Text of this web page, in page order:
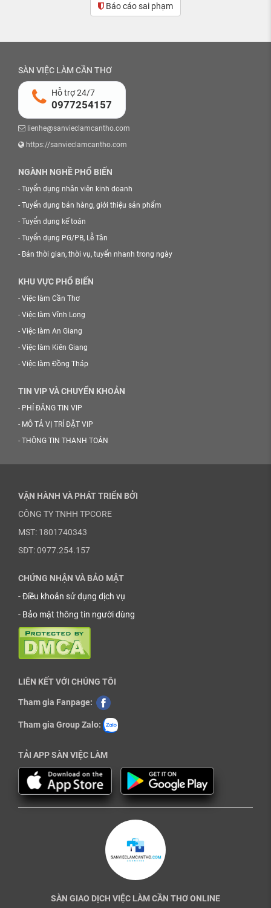
Báo cáo sai phạm
SÀN VIỆC LÀM CẦN THƠ
Hỗ trợ 24/7
0977254157
lienhe@sanvieclamcantho.com
https://sanvieclamcantho.com
NGÀNH NGHỀ PHỔ BIẾN
- Tuyển dụng nhân viên kinh doanh
- Tuyển dụng bán hàng, giới thiệu sản phẩm
- Tuyển dụng kế toán
- Tuyển dụng PG/PB, Lễ Tân
- Bán thời gian, thời vụ, tuyển nhanh trong ngày
KHU VỰC PHỔ BIẾN
- Việc làm Cần Thơ
- Việc làm Vĩnh Long
- Việc làm An Giang
- Việc làm Kiên Giang
- Việc làm Đồng Tháp
TIN VIP VÀ CHUYỂN KHOẢN
- PHÍ ĐĂNG TIN VIP
- MÔ TẢ VỊ TRÍ ĐẶT VIP
- THÔNG TIN THANH TOÁN
VẬN HÀNH VÀ PHÁT TRIỂN BỞI
CÔNG TY TNHH TPCORE
MST: 1801740343
SĐT: 0977.254.157
CHỨNG NHẬN VÀ BẢO MẬT
-Điều khoản sử dụng dịch vụ
- Bảo mật thông tin người dùng
LIÊN KẾT VỚI CHÚNG TÔI
Tham gia Fanpage:
Tham gia Group Zalo:
TẢI APP SÀN VIỆC LÀM
SÀN GIAO DỊCH VIỆC LÀM CẦN THƠ ONLINE